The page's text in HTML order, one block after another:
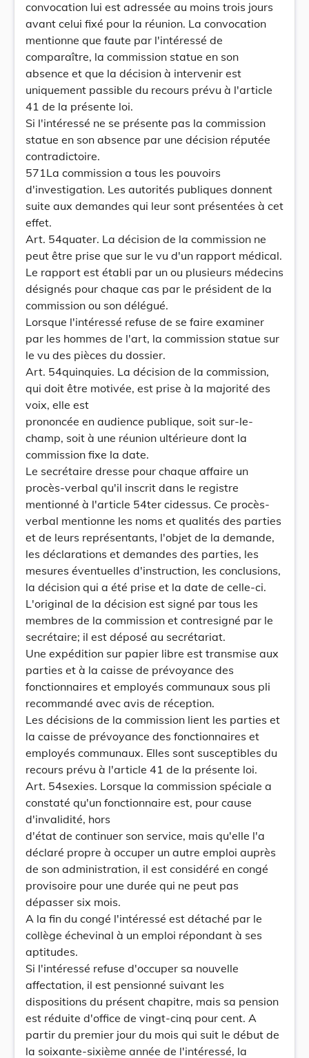
convocation lui est adressée au moins trois jours
avant celui fixé pour la réunion. La convocation
mentionne que faute par l'intéressé de
comparaître, la commission statue en son
absence et que la décision à intervenir est
uniquement passible du recours prévu à l'article
41 de la présente loi.
Si l'intéressé ne se présente pas la commission
statue en son absence par une décision réputée
contradictoire.
571La commission a tous les pouvoirs
d'investigation. Les autorités publiques donnent
suite aux demandes qui leur sont présentées à cet
effet.
Art. 54quater. La décision de la commission ne
peut être prise que sur le vu d'un rapport médical.
Le rapport est établi par un ou plusieurs médecins
désignés pour chaque cas par le président de la
commission ou son délégué.
Lorsque l'intéressé refuse de se faire examiner
par les hommes de l'art, la commission statue sur
le vu des pièces du dossier.
Art. 54quinquies. La décision de la commission,
qui doit être motivée, est prise à la majorité des
voix, elle est
prononcée en audience publique, soit sur-le-
champ, soit à une réunion ultérieure dont la
commission fixe la date.
Le secrétaire dresse pour chaque affaire un
procès-verbal qu'il inscrit dans le registre
mentionné à l'article 54ter cidessus. Ce procès-
verbal mentionne les noms et qualités des parties
et de leurs représentants, l'objet de la demande,
les déclarations et demandes des parties, les
mesures éventuelles d'instruction, les conclusions,
la décision qui a été prise et la date de celle-ci.
L'original de la décision est signé par tous les
membres de la commission et contresigné par le
secrétaire; il est déposé au secrétariat.
Une expédition sur papier libre est transmise aux
parties et à la caisse de prévoyance des
fonctionnaires et employés communaux sous pli
recommandé avec avis de réception.
Les décisions de la commission lient les parties et
la caisse de prévoyance des fonctionnaires et
employés communaux. Elles sont susceptibles du
recours prévu à l'article 41 de la présente loi.
Art. 54sexies. Lorsque la commission spéciale a
constaté qu'un fonctionnaire est, pour cause
d'invalidité, hors
d'état de continuer son service, mais qu'elle l'a
déclaré propre à occuper un autre emploi auprès
de son administration, il est considéré en congé
provisoire pour une durée qui ne peut pas
dépasser six mois.
A la fin du congé l'intéressé est détaché par le
collège échevinal à un emploi répondant à ses
aptitudes.
Si l'intéressé refuse d'occuper sa nouvelle
affectation, il est pensionné suivant les
dispositions du présent chapitre, mais sa pension
est réduite d'office de vingt-cinq pour cent. A
partir du premier jour du mois qui suit le début de
la soixante-sixième année de l'intéressé, la